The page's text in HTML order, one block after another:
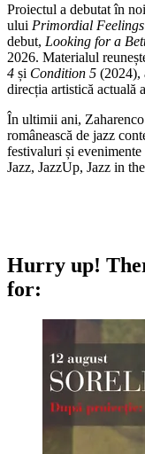
Proiectul a debutat în
ului Primordial Feelings
debut, Looking for a
2026. Materialul
4 și Condition 5 (2024),
direcția artistică actuală
În ultimii ani, Zaharenco
românească de jazz
festivaluri și
Jazz, JazzUp, Jazz in
Hurry up!
for: